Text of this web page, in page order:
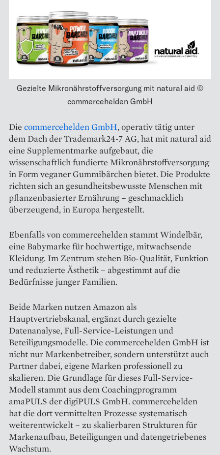
Gezielte Mikronährstoffversorgung mit natural aid ©
commercehelden GmbH
Die commercehelden GmbH, operativ tätig unter
dem Dach der Trademark24-7 AG, hat mit natural aid
eine Supplementmarke aufgebaut, die
wissenschaftlich fundierte Mikronährstoffversorgung
in Form veganer Gummibärchen bietet. Die Produkte
richten sich an gesundheitsbewusste Menschen mit
pflanzenbasierter Ernährung – geschmacklich
überzeugend, in Europa hergestellt.
Ebenfalls von commercehelden stammt Windelbär,
eine Babymarke für hochwertige, mitwachsende
Kleidung. Im Zentrum stehen Bio-Qualität, Funktion
und reduzierte Ästhetik – abgestimmt auf die
Bedürfnisse junger Familien.
Beide Marken nutzen Amazon als
Hauptvertriebskanal, ergänzt durch gezielte
Datenanalyse, Full-Service-Leistungen und
Beteiligungsmodelle. Die commercehelden GmbH ist
nicht nur Markenbetreiber, sondern unterstützt auch
Partner dabei, eigene Marken professionell zu
skalieren. Die Grundlage für dieses Full-Service-
Modell stammt aus dem Coachingprogramm
amaPULS der digiPULS GmbH. commercehelden
hat die dort vermittelten Prozesse systematisch
weiterentwickelt – zu skalierbaren Strukturen für
Markenaufbau, Beteiligungen und datengetriebenes
Wachstum.